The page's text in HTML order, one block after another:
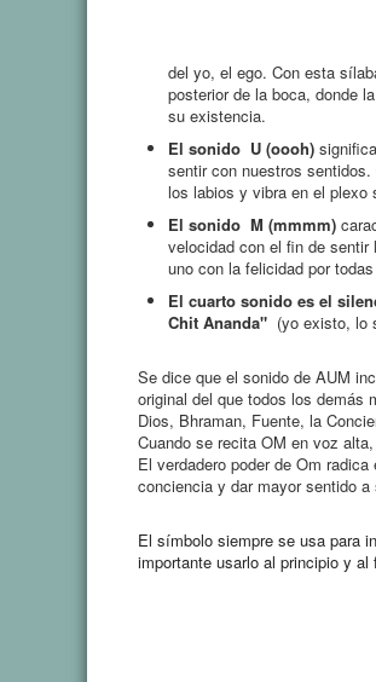
del yo, el ego. Con esta
posterior de la boca, donde
su existencia.
El sonido U (oooh)
sentir con nuestros sentidos.
los labios y vibra en el plexo
El sonido M (mmmm)
velocidad con el fin de
uno con la felicidad por
El cuarto sonido es el
Chit Ananda" (yo existo, lo
Se dice que el sonido de AUM
original del que todos los demás
Dios, Bhraman, Fuente, la
Cuando se recita OM en voz
El verdadero poder de Om
conciencia y dar mayor sentido a
El símbolo siempre se usa para
importante usarlo al principio y